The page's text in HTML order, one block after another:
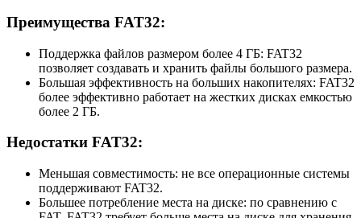
Преимущества FAT32:
Поддержка файлов размером более 4 ГБ: FAT32
позволяет создавать и хранить файлы большого размера.
Большая эффективность на больших накопителях: FAT32
более эффективно работает на жестких дисках емкостью
более 2 ГБ.
Недостатки FAT32:
Меньшая совместимость: не все операционные системы
поддерживают FAT32.
Большее потребление места на диске: по сравнению с